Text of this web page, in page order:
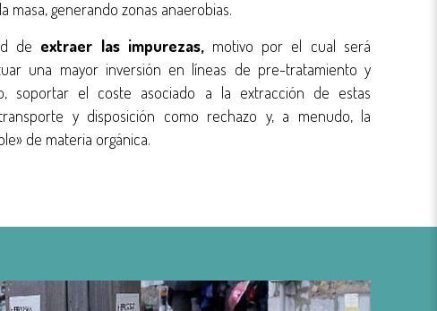
masa, generando zonas anaerobias.
de extraer las impurezas,motivo por el cual será
una mayor inversión en líneas de pre-tratamiento y
soportar el coste asociado a la extracción de estas
y disposición como rechazo y, a menudo, la
de materia orgánica.